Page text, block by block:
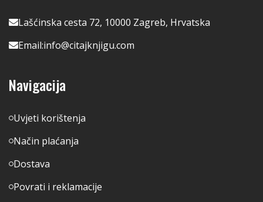
Lašćinska cesta 72, 10000 Zagreb, Hrvatska
Email:info@citajknjigu.com
Navigacija
Uvjeti korištenja
Način plaćanja
Dostava
Povrati i reklamacije